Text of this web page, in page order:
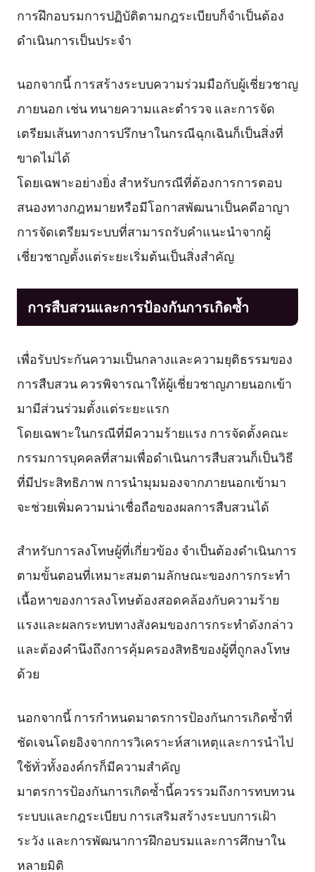
การฝึกอบรมการปฏิบัติตามกฎระเบียบก็จำเป็นต้อง
ดำเนินการเป็นประจำ
นอกจากนี้ การสร้างระบบความร่วมมือกับผู้เชี่ยวชาญ
ภายนอก เช่น ทนายความและตำรวจ และการจัด
เตรียมเส้นทางการปรึกษาในกรณีฉุกเฉินก็เป็นสิ่งที่
ขาดไม่ได้
โดยเฉพาะอย่างยิ่ง สำหรับกรณีที่ต้องการการตอบ
สนองทางกฎหมายหรือมีโอกาสพัฒนาเป็นคดีอาญา
การจัดเตรียมระบบที่สามารถรับคำแนะนำจากผู้
เชี่ยวชาญตั้งแต่ระยะเริ่มต้นเป็นสิ่งสำคัญ
การสืบสวนและการป้องกันการเกิดซ้ำ
เพื่อรับประกันความเป็นกลางและความยุติธรรมของ
การสืบสวน ควรพิจารณาให้ผู้เชี่ยวชาญภายนอกเข้า
มามีส่วนร่วมตั้งแต่ระยะแรก
โดยเฉพาะในกรณีที่มีความร้ายแรง การจัดตั้งคณะ
กรรมการบุคคลที่สามเพื่อดำเนินการสืบสวนก็เป็นวิธี
ที่มีประสิทธิภาพ การนำมุมมองจากภายนอกเข้ามา
จะช่วยเพิ่มความน่าเชื่อถือของผลการสืบสวนได้
สำหรับการลงโทษผู้ที่เกี่ยวข้อง จำเป็นต้องดำเนินการ
ตามขั้นตอนที่เหมาะสมตามลักษณะของการกระทำ
เนื้อหาของการลงโทษต้องสอดคล้องกับความร้าย
แรงและผลกระทบทางสังคมของการกระทำดังกล่าว
และต้องคำนึงถึงการคุ้มครองสิทธิของผู้ที่ถูกลงโทษ
ด้วย
นอกจากนี้ การกำหนดมาตรการป้องกันการเกิดซ้ำที่
ชัดเจนโดยอิงจากการวิเคราะห์สาเหตุและการนำไป
ใช้ทั่วทั้งองค์กรก็มีความสำคัญ
มาตรการป้องกันการเกิดซ้ำนี้ควรรวมถึงการทบทวน
ระบบและกฎระเบียบ การเสริมสร้างระบบการเฝ้า
ระวัง และการพัฒนาการฝึกอบรมและการศึกษาใน
หลายมิติ